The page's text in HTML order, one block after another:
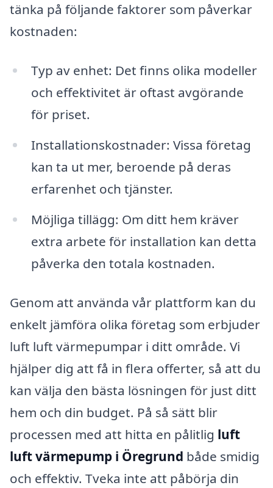
tänka på följande faktorer som påverkar
kostnaden:
Typ av enhet: Det finns olika modeller
och effektivitet är oftast avgörande
för priset.
Installationskostnader: Vissa företag
kan ta ut mer, beroende på deras
erfarenhet och tjänster.
Möjliga tillägg: Om ditt hem kräver
extra arbete för installation kan detta
påverka den totala kostnaden.
Genom att använda vår plattform kan du
enkelt jämföra olika företag som erbjuder
luft luft värmepumpar i ditt område. Vi
hjälper dig att få in flera offerter, så att du
kan välja den bästa lösningen för just ditt
hem och din budget. På så sätt blir
processen med att hitta en pålitlig luft
luft värmepump i Öregrund både smidig
och effektiv. Tveka inte att påbörja din